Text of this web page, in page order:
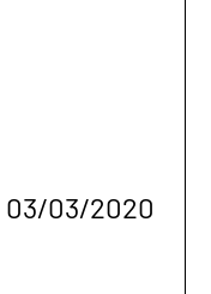
03/03/2020